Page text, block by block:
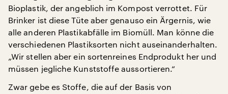
Bioplastik, der angeblich im Kompost verrottet. Für
Brinker ist diese Tüte aber genauso ein Ärgernis, wie
alle anderen Plastikabfälle im Biomüll. Man könne die
verschiedenen Plastiksorten nicht auseinanderhalten.
„Wir stellen aber ein sortenreines Endprodukt her und
müssen jegliche Kunststoffe aussortieren.“
Zwar gebe es Stoffe, die auf der Basis von